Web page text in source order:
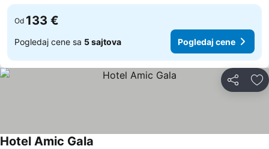
Od 133 €
Pogledaj cene sa 5 sajtova Pogledaj cene
Deli
Hotel Amic Gala